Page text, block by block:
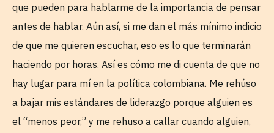
que pueden para hablarme de la importancia de pensar
antes de hablar. Aún así, si me dan el más mínimo indicio
de que me quieren escuchar, eso es lo que terminarán
haciendo por horas. Así es cómo me di cuenta de que no
hay lugar para mí en la política colombiana. Me rehúso
a bajar mis estándares de liderazgo porque alguien es
el “menos peor,” y me rehuso a callar cuando alguien,